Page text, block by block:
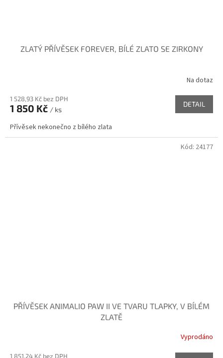
ZLATÝ PŘÍVĚSEK FOREVER, BÍLÉ ZLATO SE ZIRKONY
Na dotaz
1 528,93 Kč bez DPH
1 850 Kč / ks
DETAIL
Přívěsek nekonečno z bílého zlata
PŘÍVĚSEK ANIMALIO PAW II VE TVARU TLAPKY, V BÍLÉM
ZLATĚ
Vyprodáno
1 851,24 Kč bez DPH
Kód: 24177